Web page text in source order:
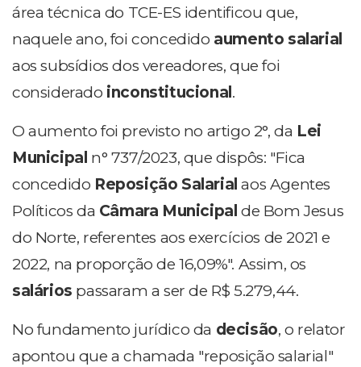
área técnica do TCE-ES identificou que,
naquele ano, foi concedido aumento salarial
aos subsídios dos vereadores, que foi
considerado inconstitucional .
O aumento foi previsto no artigo 2°, da Lei
Municipal n° 737/2023, que dispôs: "Fica
concedido Reposição Salarialaos Agentes
Políticos da Câmara Municipal de Bom Jesus
do Norte, referentes aos exercícios de 2021 e
2022, na proporção de 16,09%". Assim, os
salários passaram a ser de R$ 5.279,44.
No fundamento jurídico da decisão, o relator
apontou que a chamada "reposição salarial"